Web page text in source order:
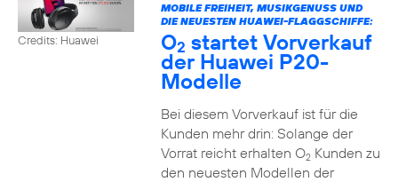
Credits: Huawei
MOBILE FREIHEIT, MUSIKGENUSS UND
DIE NEUESTEN HUAWEI-FLAGGSCHIFFE:
O2 startet Vorverkauf
der Huawei P20-
Modelle
Bei diesem Vorverkauf ist für die
Kunden mehr drin: Solange der
Vorrat reicht erhalten O2Kunden zu
den neuesten Modellen der